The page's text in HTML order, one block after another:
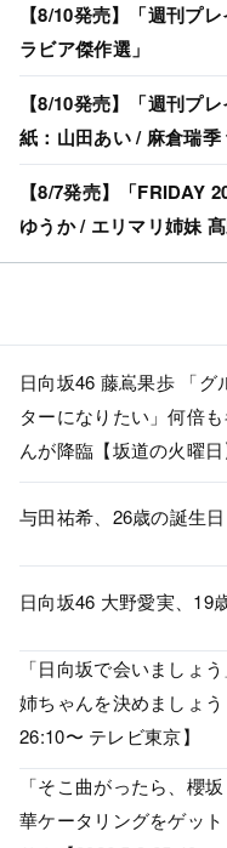
【8/10発売】「週刊プ
ラビア傑作選」
【8/10発売】「週刊プ
紙：山田あい / 麻倉瑞
【8/7発売】「FRIDAY
ゆうか / エリマリ姉妹
日向坂46 藤嶌果歩 「グ
ターになりたい」何倍
んが降臨【坂道の火曜日
与田祐希、26歳の誕生日
日向坂46 大野愛実、19
「日向坂で会いましょ
姉ちゃんを決めましょ
26:10〜 テレビ東京】
「そこ曲がったら、櫻
華ケータリングをゲッ